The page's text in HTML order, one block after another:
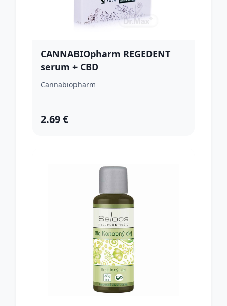
CANNABIOpharm REGEDENT
serum + CBD
Cannabiopharm
2.69 €